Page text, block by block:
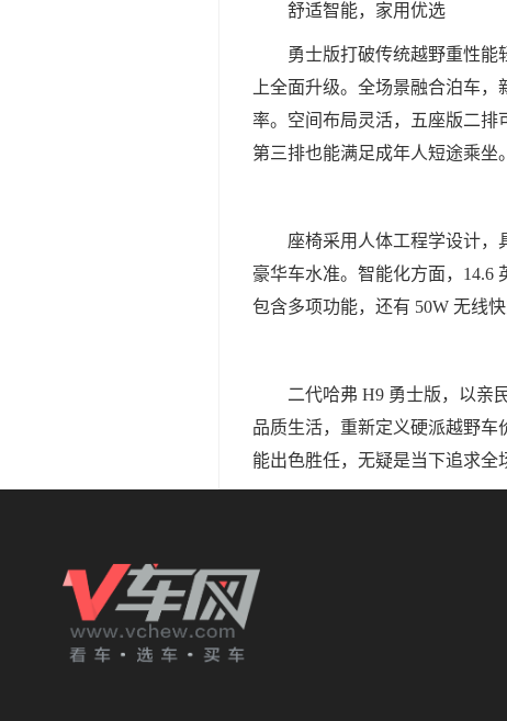
舒适智能，家用优选
勇士版打破传统越野重性能
上全面升级。全场景融合泊车
率。空间布局灵活，五座版二排
第三排也能满足成年人短途乘坐。
座椅采用人体工程学设计，
豪华车水准。智能化方面，14.6
包含多项功能，还有 50W 无线
二代哈弗 H9 勇士版，以亲
品质生活，重新定义硬派越野
能出色胜任，无疑是当下追求全